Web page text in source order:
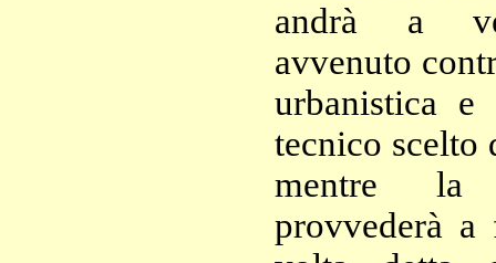
andrà a
avvenuto
urbanistica e
tecnico scelto
mentre la
provvederà a